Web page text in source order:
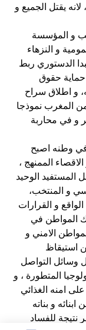
يقتل الجميع و
و المؤسسة
و النزهاء
الدستوري ربط
حماية حقوق
و اطلاق سراح
المغرب نموذجا
و في محاربة
في وطنه اصبح
الممنهج ،
الوحيد
و المنتخب،
و القرارات
المواطن في
الامني و
استيقاظ
وسائل التواصل
المتطورة ، و
امنه الغذائي
و بناته
للفساد